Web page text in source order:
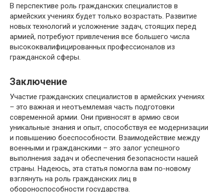
В перспективе роль гражданских специалистов в
армейских учениях будет только возрастать. Развитие
новых технологий и усложнение задач, стоящих перед
армией, потребуют привлечения все большего числа
высококвалифицированных профессионалов из
гражданской сферы.
Заключение
Участие гражданских специалистов в армейских учениях
– это важная и неотъемлемая часть подготовки
современной армии. Они привносят в армию свои
уникальные знания и опыт, способствуя ее модернизации
и повышению боеспособности. Взаимодействие между
военными и гражданскими – это залог успешного
выполнения задач и обеспечения безопасности нашей
страны. Надеюсь, эта статья помогла вам по-новому
взглянуть на роль гражданских лиц в
обороноспособности государства.